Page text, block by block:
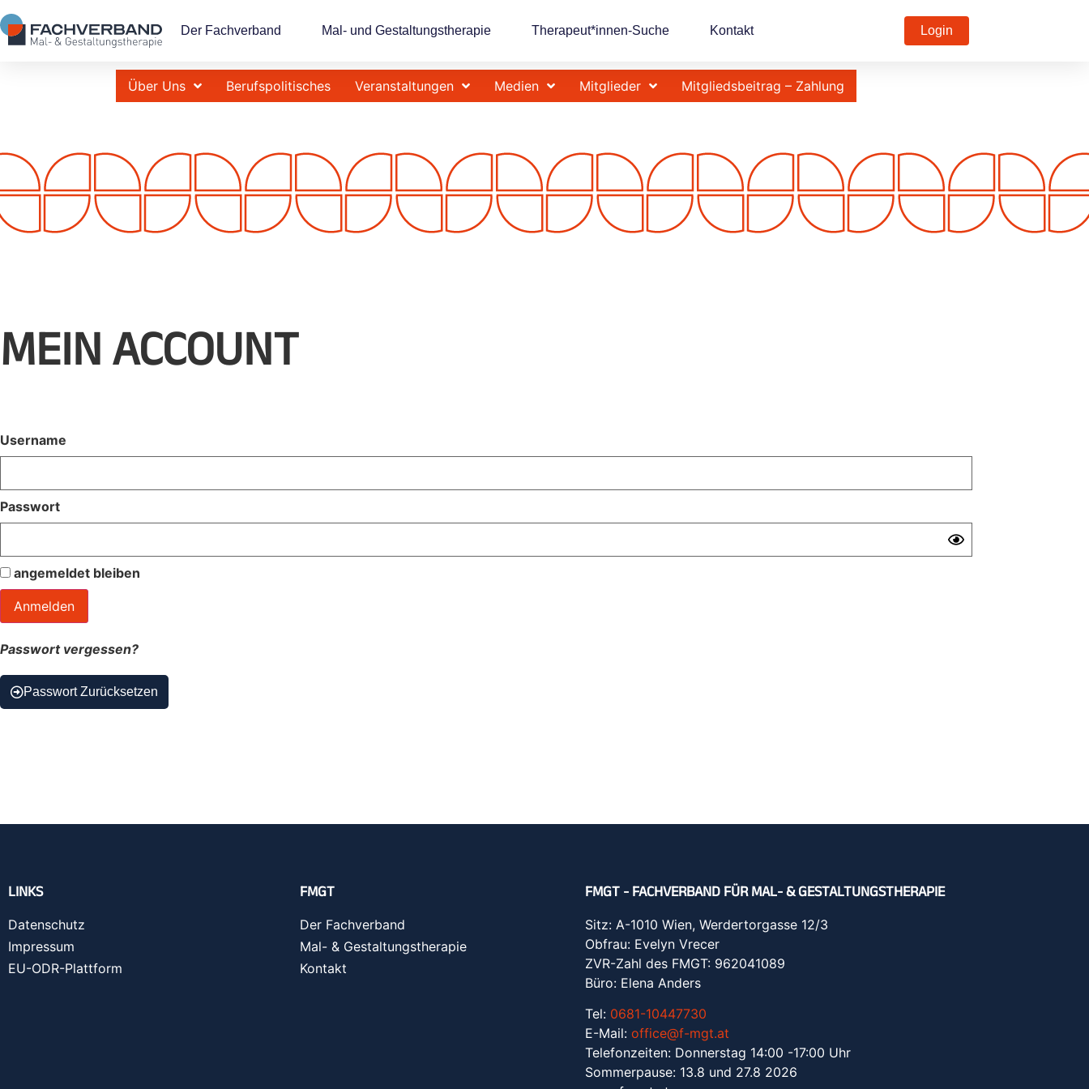
Der Fachverband Mal- und Gestaltungstherapie Therapeut*innen-Suche Kontakt Login
Über Uns Berufspolitisches Veranstaltungen Medien Mitglieder Mitgliedsbeitrag – Zahlung
MEIN ACCOUNT
Username
Passwort
angemeldet bleiben
Passwort vergessen?
Passwort Zurücksetzen
LINKS
Datenschutz
Impressum
EU-ODR-Plattform
FMGT
Der Fachverband
Mal- & Gestaltungstherapie
Kontakt
FMGT - FACHVERBAND FÜR MAL- & GESTALTUNGSTHERAPIE
Sitz: A-1010 Wien, Werdertorgasse 12/3
Obfrau: Evelyn Vrecer
ZVR-Zahl des FMGT: 962041089
Büro: Elena Anders
Tel: 0681-10447730
E-Mail: office@f-mgt.at
Telefonzeiten: Donnerstag 14:00 -17:00 Uhr
Sommerpause: 13.8 und 27.8 2026